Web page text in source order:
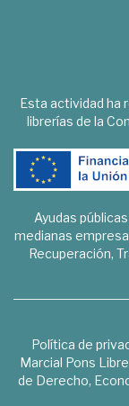
Esta actividad ha
librerías de la
Ayudas
medianas
Recuperación,
Política de
Marcial Pons
de Derecho,